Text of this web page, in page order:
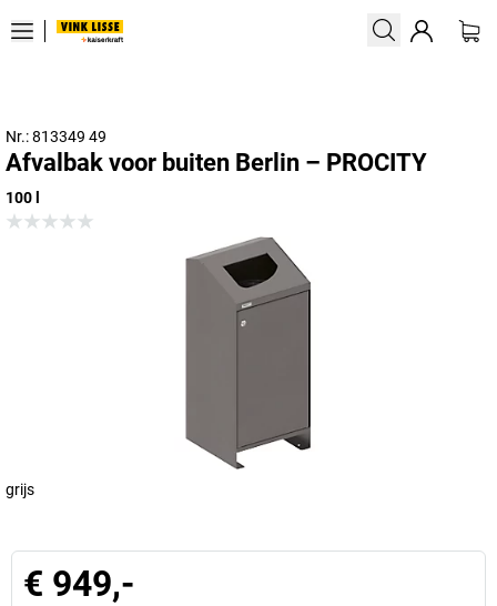
Nr.: 813349 49
Afvalbak voor buiten Berlin – PROCITY
100 l
grijs
€ 949,-